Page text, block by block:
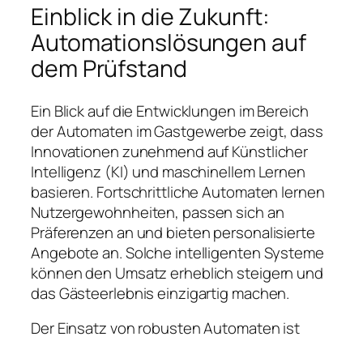
Einblick in die Zukunft:
Automationslösungen auf
dem Prüfstand
Ein Blick auf die Entwicklungen im Bereich
der Automaten im Gastgewerbe zeigt, dass
Innovationen zunehmend auf Künstlicher
Intelligenz (KI) und maschinellem Lernen
basieren. Fortschrittliche Automaten lernen
Nutzergewohnheiten, passen sich an
Präferenzen an und bieten personalisierte
Angebote an. Solche intelligenten Systeme
können den Umsatz erheblich steigern und
das Gästeerlebnis einzigartig machen.
Der Einsatz von robusten Automaten ist